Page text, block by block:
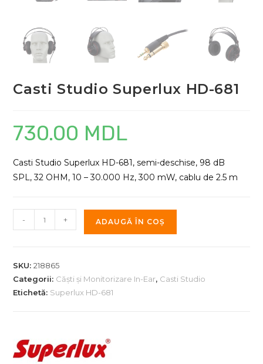
Casti Studio Superlux HD-681
730.00 MDL
Casti Studio Superlux HD-681, semi-deschise, 98 dB
SPL, 32 OHM, 10 – 30.000 Hz, 300 mW, cablu de 2.5 m
Cantitate
Casti
HD-
681
- + ADAUGĂ ÎN COȘ
SKU:218865
Categorii: Căști și Monitorizare In-Ear, Casti Studio
Etichetă: Superlux HD-681